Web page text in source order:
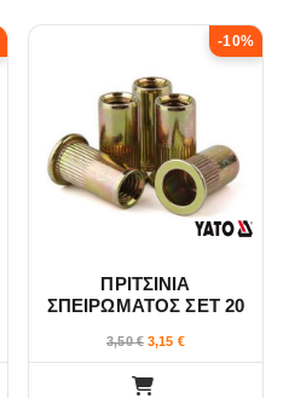
-10%
ΠΡΙΤΣΙΝΙΑ
ΣΠΕΙΡΩΜΑΤΟΣ ΣΕΤ 20
3,50€ 3,15 €